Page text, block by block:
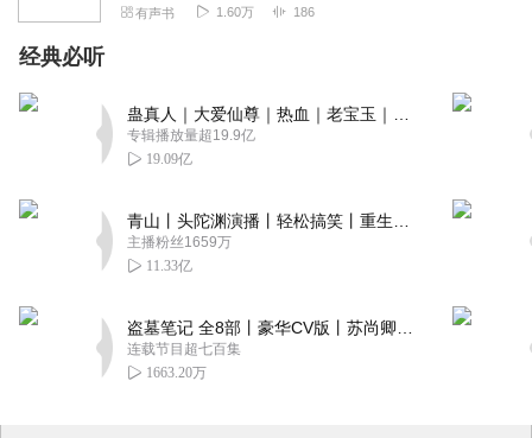
有声书 1.60万 186
经典必听
专辑播放量超19.9亿
19.09亿
主播粉丝1659万
11.33亿
连载节目超七百集
1663.20万